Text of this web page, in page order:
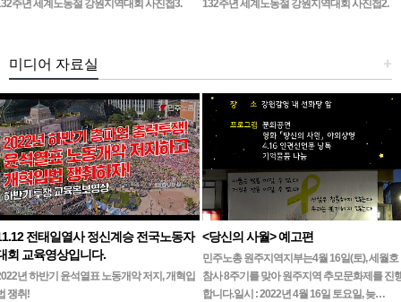
주년 세계노동절 강원지역대회 사진첩3. 132주년 세계노동절 강원지역대회 사진첩2.
+
미디어 자료실
전태일열사 정신계승 전국노동자
회 교육영상입니다.
년 하반기 윤석열표 노동개악 저지, 개혁입
쟁취!
<당신의 사월> 예고편
민주노총 원주지역지부는4월 16일(토), 세월호
참사 8주기를 맞아 원주지역 추모문화제를 진
합니다.일시 : 2022년 4월 16일 토요일, 늦…